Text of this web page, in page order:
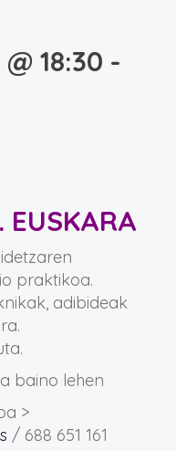
18:30 -
EUSKARA
praktikoa.
adibideak
baino lehen
>
/ 688 651 161